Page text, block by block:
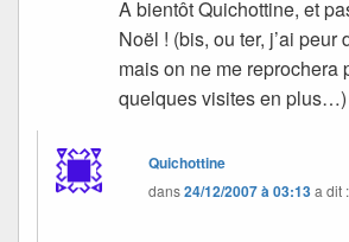
A bientôt Quichottine, et
Noël ! (bis, ou ter, j’ai peur
mais on ne me reprochera
quelques visites en
Quichottine
dans24/12/2007 à 03:13a dit :